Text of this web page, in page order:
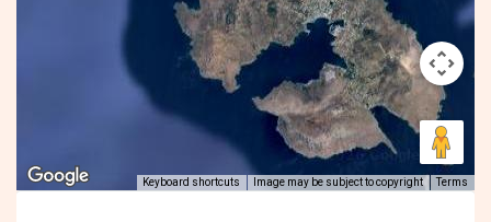
Keyboard shortcuts Image may be subject to copyright Terms